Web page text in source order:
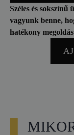
Sebészeti
Precíziós
Széles és
vagyunk benne,
hatékony